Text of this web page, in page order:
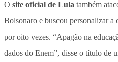
O site oficial de Lula também
Bolsonaro e buscou personalizar a
por oito vezes. “Apagão na
dados do Enem”, disse o título de